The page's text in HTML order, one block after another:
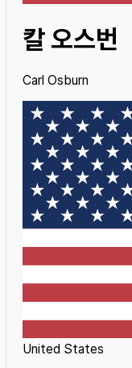
칼 오스번
Carl Osburn
United States